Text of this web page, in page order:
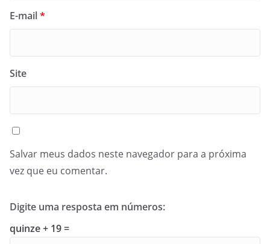
E-mail*
Site
Salvar meus dados neste navegador para a próxima
vez que eu comentar.
Digite uma resposta em números:
quinze + 19 =